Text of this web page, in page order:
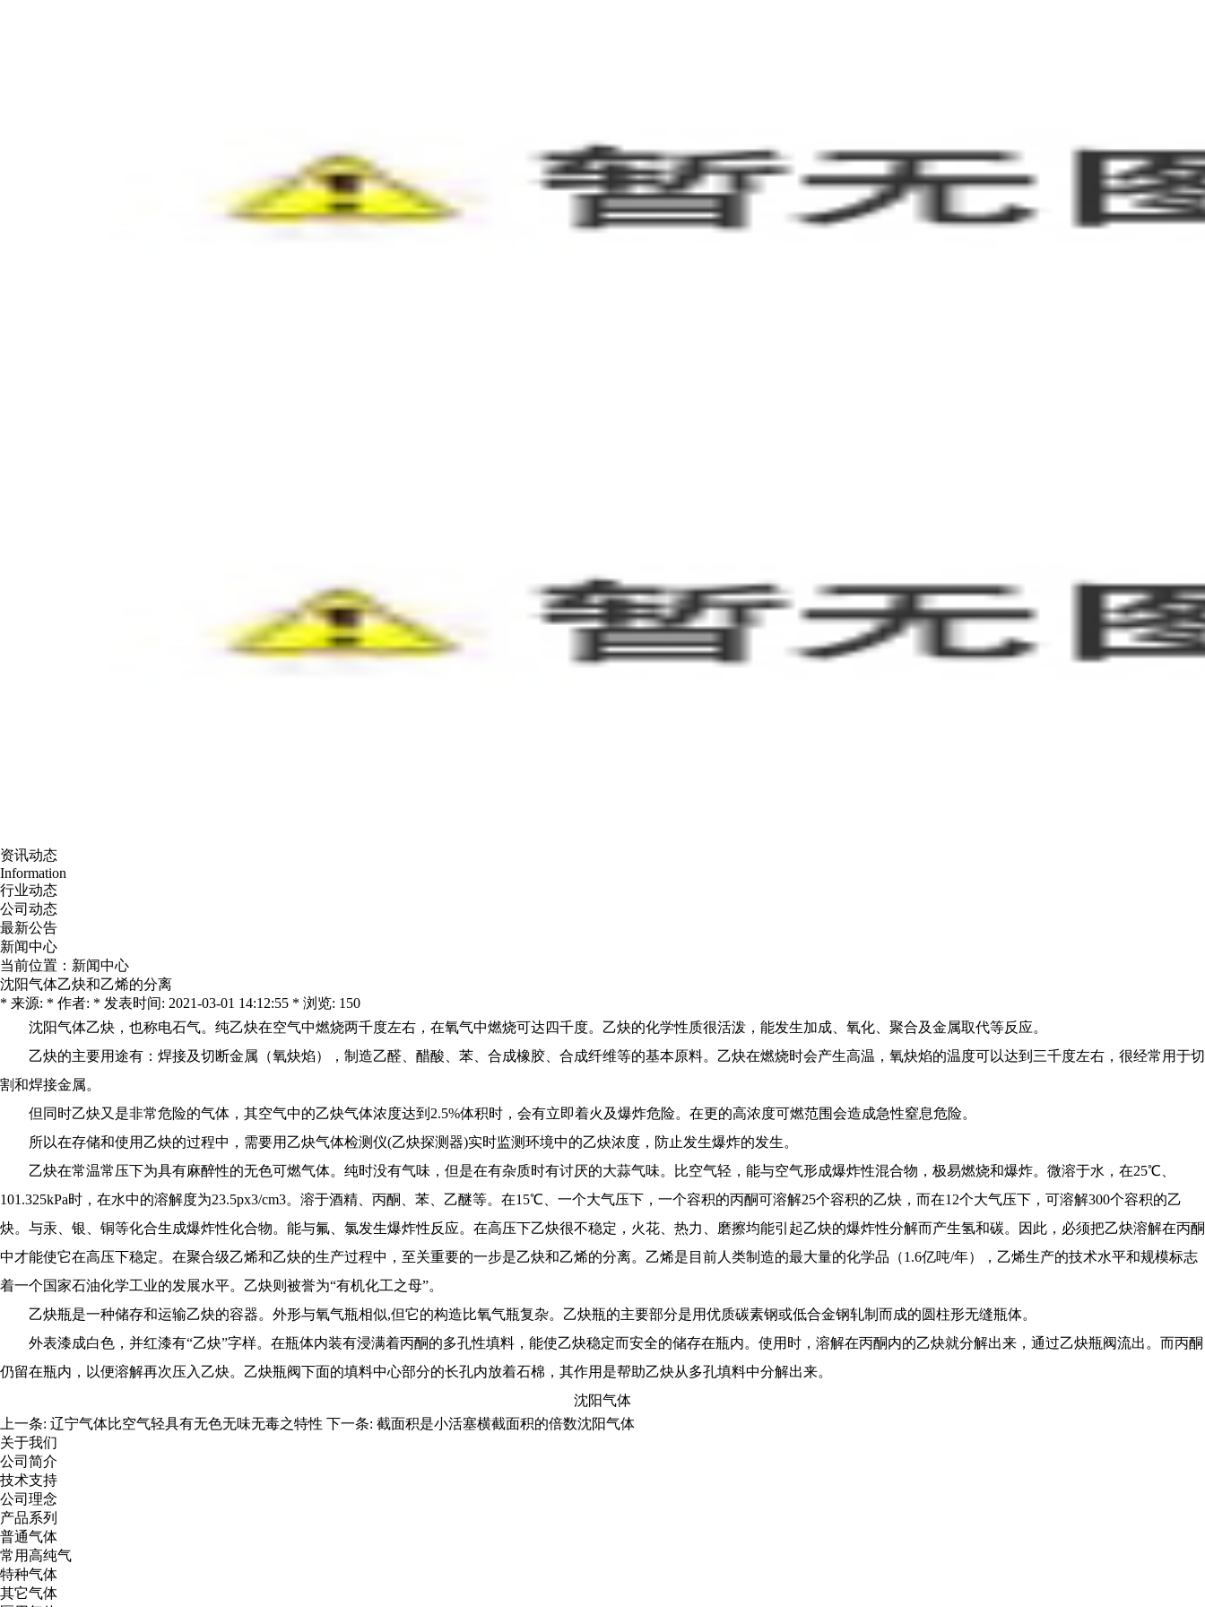
资讯动态
Information
行业动态
公司动态
最新公告
新闻中心
当前位置： 新闻中心
沈阳气体乙炔和乙烯的分离
* 来源: * 作者: * 发表时间: 2021-03-01 14:12:55 * 浏览: 150
沈阳气体乙炔，也称电石气。纯乙炔在空气中燃烧两千度左右，在氧气中燃烧可达四千度。乙炔的化学性质很活泼，能发生加成、氧化、聚合及金属取代等反应。
乙炔的主要用途有：焊接及切断金属（氧炔焰），制造乙醛、醋酸、苯、合成橡胶、合成纤维等的基本原料。乙炔在燃烧时会产生高温，氧炔焰的温度可以达到三千度左右，很经常用于切
割和焊接金属。
但同时乙炔又是非常危险的气体，其空气中的乙炔气体浓度达到2.5%体积时，会有立即着火及爆炸危险。在更的高浓度可燃范围会造成急性窒息危险。
所以在存储和使用乙炔的过程中，需要用乙炔气体检测仪(乙炔探测器)实时监测环境中的乙炔浓度，防止发生爆炸的发生。
乙炔在常温常压下为具有麻醉性的无色可燃气体。纯时没有气味，但是在有杂质时有讨厌的大蒜气味。比空气轻，能与空气形成爆炸性混合物，极易燃烧和爆炸。微溶于水，在25℃、
101.325kPa时，在水中的溶解度为23.5px3/cm3。溶于酒精、丙酮、苯、乙醚等。在15℃、一个大气压下，一个容积的丙酮可溶解25个容积的乙炔，而在12个大气压下，可溶解300个容积的乙
炔。与汞、银、铜等化合生成爆炸性化合物。能与氟、氯发生爆炸性反应。在高压下乙炔很不稳定，火花、热力、磨擦均能引起乙炔的爆炸性分解而产生氢和碳。因此，必须把乙炔溶解在丙酮
中才能使它在高压下稳定。在聚合级乙烯和乙炔的生产过程中，至关重要的一步是乙炔和乙烯的分离。乙烯是目前人类制造的最大量的化学品（1.6亿吨/年），乙烯生产的技术水平和规模标志
着一个国家石油化学工业的发展水平。乙炔则被誉为“有机化工之母”。
乙炔瓶是一种储存和运输乙炔的容器。外形与氧气瓶相似,但它的构造比氧气瓶复杂。乙炔瓶的主要部分是用优质碳素钢或低合金钢轧制而成的圆柱形无缝瓶体。
外表漆成白色，并红漆有“乙炔”字样。在瓶体内装有浸满着丙酮的多孔性填料，能使乙炔稳定而安全的储存在瓶内。使用时，溶解在丙酮内的乙炔就分解出来，通过乙炔瓶阀流出。而丙酮
仍留在瓶内，以便溶解再次压入乙炔。乙炔瓶阀下面的填料中心部分的长孔内放着石棉，其作用是帮助乙炔从多孔填料中分解出来。
沈阳气体
上一条: 辽宁气体比空气轻具有无色无味无毒之特性 下一条: 截面积是小活塞横截面积的倍数沈阳气体
关于我们
公司简介
技术支持
公司理念
产品系列
普通气体
常用高纯气
特种气体
其它气体